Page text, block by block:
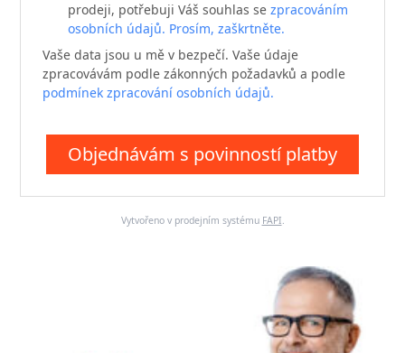
prodeji, potřebuji Váš souhlas sezpracováním
osobních údajů. Prosím, zaškrtněte.
Vaše data jsou u mě v bezpečí. Vaše údaje
zpracovávám podle zákonných požadavků a podle
podmínek zpracování osobních údajů.
Objednávám s povinností platby
Vytvořeno v prodejním systému FAPI.